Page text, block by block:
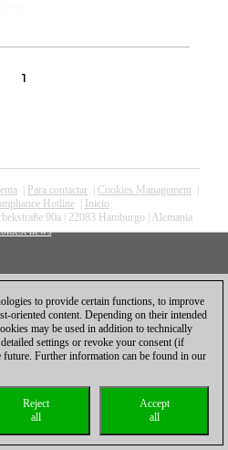
1
Para contactar Cookies Management
Hotline|
Inicio
90a | 22083 Hamburgo | Alemania
news
to provide certain functions, to improve
oriented content. Depending on their intended
may be used in addition to technically
settings or revoke your consent (if
Further information can be found in our
Accept
all
Reject
all